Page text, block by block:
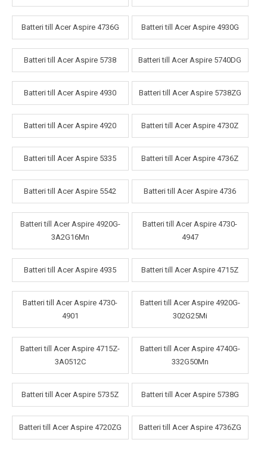
Batteri till Acer Aspire 4736G Batteri till Acer Aspire 4930G
Batteri till Acer Aspire 5738 Batteri till Acer Aspire 5740DG
Batteri till Acer Aspire 4930 Batteri till Acer Aspire 5738ZG
Batteri till Acer Aspire 4920 Batteri till Acer Aspire 4730Z
Batteri till Acer Aspire 5335 Batteri till Acer Aspire 4736Z
Batteri till Acer Aspire 5542 Batteri till Acer Aspire 4736
Batteri till Acer Aspire 4920G-
3A2G16Mn
Batteri till Acer Aspire 4730-
4947
Batteri till Acer Aspire 4935 Batteri till Acer Aspire 4715Z
Batteri till Acer Aspire 4730-
4901
Batteri till Acer Aspire 4920G-
302G25Mi
Batteri till Acer Aspire 4715Z-
3A0512C
Batteri till Acer Aspire 4740G-
332G50Mn
Batteri till Acer Aspire 5735Z Batteri till Acer Aspire 5738G
Batteri till Acer Aspire 4720ZG Batteri till Acer Aspire 4736ZG